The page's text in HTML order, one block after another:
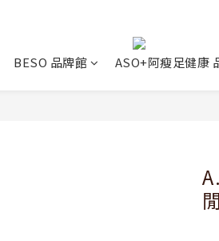
BESO 品牌館 ASO+阿瘦足健康